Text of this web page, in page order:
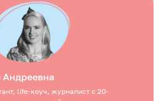
life-коуч, журналист с 20-
Вадимовна
педагог с 35-летним стажем,
Московский
Леонидовна
психолог, действительный